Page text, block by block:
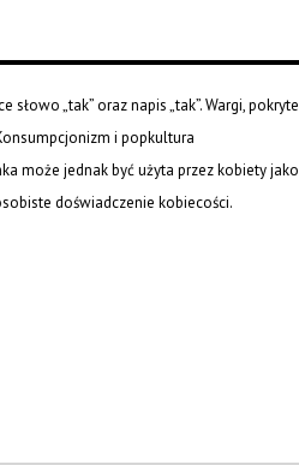
„tak” oraz napis „tak”. Wargi, pokryte
i popkultura
może jednak być użyta przez kobiety jako
doświadczenie kobiecości.